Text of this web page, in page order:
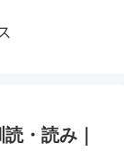
・読み｜